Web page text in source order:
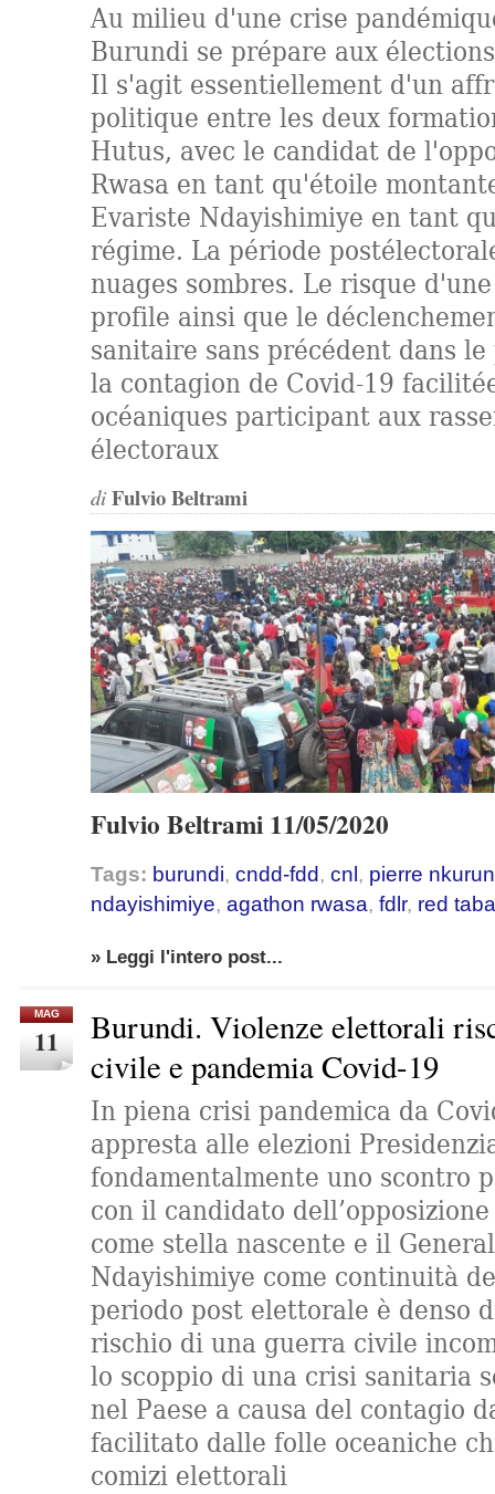
Au milieu d'une crise
Burundi se prépare aux
Il s'agit essentiellement d'un
politique entre les deux
Hutus, avec le candidat de
Rwasa en tant qu'étoile
Evariste Ndayishimiye en tant
régime. La période
nuages sombres. Le risque
profile ainsi que le
sanitaire sans précédent dans
la contagion de Covid-19
océaniques participant aux
électoraux
di Fulvio Beltrami
Fulvio Beltrami 11/05/2020
Tags: burundi, cndd-fdd, cnl , pierre
ndayishimiye, agathon rwasa, fdlr, red
» Leggi l'intero post...
MAG
11
Burundi. Violenze elettorali
civile e pandemia Covid-19
In piena crisi pandemica da
appresta alle elezioni
fondamentalmente uno scontro
con il candidato
come stella nascente e il
Ndayishimiye come continuità
periodo post elettorale è denso
rischio di una guerra civile
lo scoppio di una crisi sanitaria
nel Paese a causa del contagio
facilitato dalle folle oceaniche
comizi elettorali